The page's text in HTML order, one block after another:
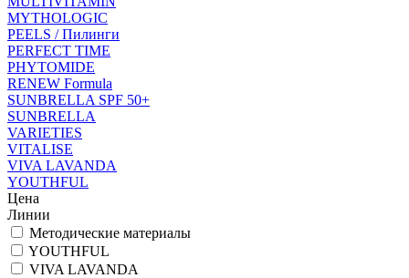
MYTHOLOGIC
PEELS / Пилинги
PERFECT TIME
PHYTOMIDE
RENEW Formula
SUNBRELLA SPF 50+
SUNBRELLA
VARIETIES
VITALISE
VIVA LAVANDA
YOUTHFUL
Цена
Линии
Методические материалы
YOUTHFUL
VIVA LAVANDA